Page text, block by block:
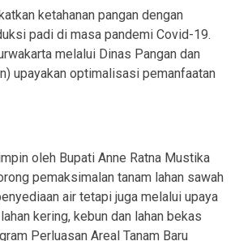
ketahanan pangan dengan
padi di masa pandemi Covid-19.
melalui Dinas Pangan dan
upayakan optimalisasi pemanfaatan
oleh Bupati Anne Ratna Mustika
pemaksimalan tanam lahan sawah
air tetapi juga melalui upaya
kering, kebun dan lahan bekas
Perluasan Areal Tanam Baru